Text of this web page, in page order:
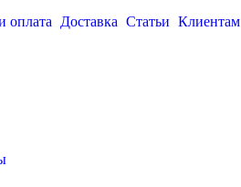
оплата Доставка Статьи Клиентам